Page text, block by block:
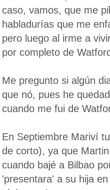
caso, vamos, que me
habladurías que me
pero luego al irme a
por completo de
Me pregunto si algún
que nó, pues he
cuando me fui de
En Septiembre Mariví
de corto), ya que
cuando bajé a Bilbao
'presentara' a su hija